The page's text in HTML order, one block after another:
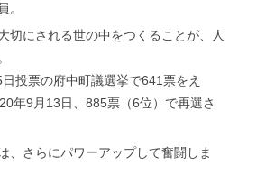
。
切にされる世の中をつくることが、人
投票の府中町議選挙で641票をえ
年9月13日、885票（6位）で再選さ
、さらにパワーアップして奮闘しま